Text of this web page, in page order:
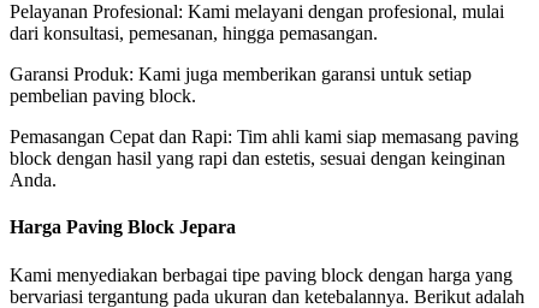
Pelayanan Profesional: Kami melayani dengan profesional, mulai
dari konsultasi, pemesanan, hingga pemasangan.
Garansi Produk: Kami juga memberikan garansi untuk setiap
pembelian paving block.
Pemasangan Cepat dan Rapi: Tim ahli kami siap memasang paving
block dengan hasil yang rapi dan estetis, sesuai dengan keinginan
Anda.
Harga Paving Block Jepara
Kami menyediakan berbagai tipe paving block dengan harga yang
bervariasi tergantung pada ukuran dan ketebalannya. Berikut adalah